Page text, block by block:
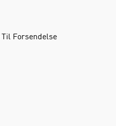
Forsendelse